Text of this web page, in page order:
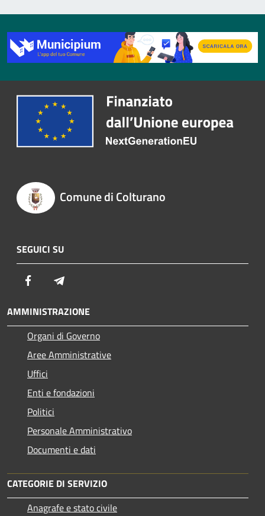
Comune di Colturano
SEGUICI SU
Facebook
AMMINISTRAZIONE
Organi di Governo
Aree Amministrative
Uffici
Enti e fondazioni
Politici
Personale Amministrativo
Documenti e dati
CATEGORIE DI SERVIZIO
Anagrafe e stato civile